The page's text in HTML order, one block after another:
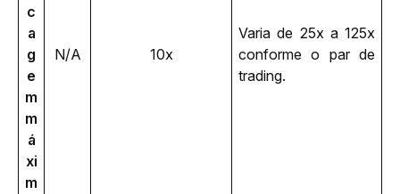
c
a
g
e
m
m
á
xi
m
N/A 10x
Varia de 25x a 125x
conforme o par de
trading.